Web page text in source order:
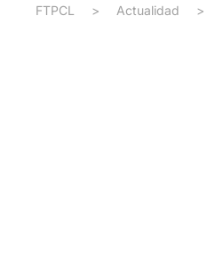
FTPCL > Actualidad >